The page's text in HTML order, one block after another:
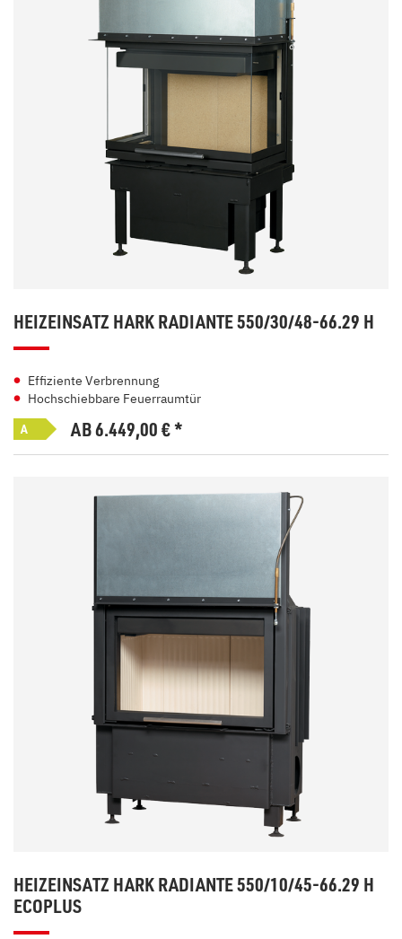
HEIZEINSATZ HARK RADIANTE 550/30/48-66.29 H
Effiziente Verbrennung
Hochschiebbare Feuerraumtür
A AB 6.449,00€*
HEIZEINSATZ HARK RADIANTE 550/10/45-66.29 H
ECOPLUS